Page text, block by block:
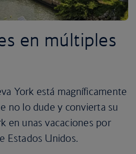
en múltiples
York está magníficamente
no lo dude y convierta su
en unas vacaciones por
Estados Unidos.